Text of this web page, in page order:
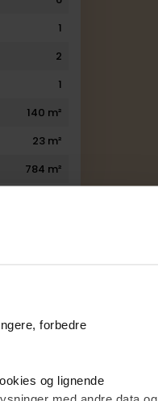
forbedre
og lignende
1
2
1
140 m²
23 m²
784 m²